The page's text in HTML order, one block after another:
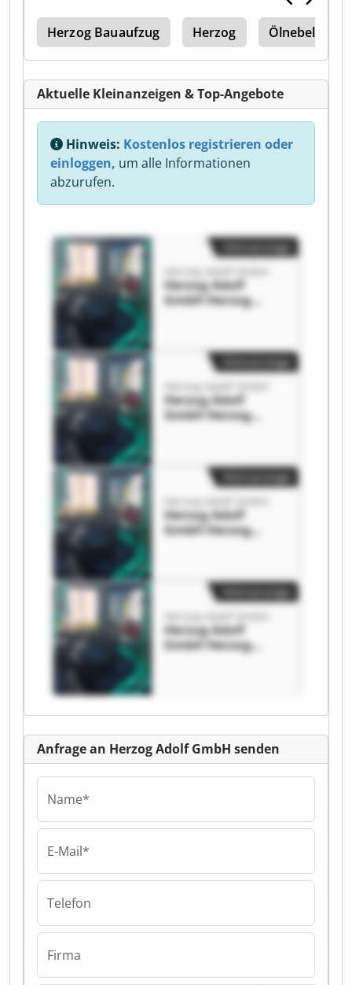
Herzog Bauaufzug Herzog
Aktuelle Kleinanzeigen & Top-Angebote
Hinweis: Kostenlos registrieren oder
einloggen, um alle Informationen
abzurufen.
Herzog Adolf GmbH
Herzog Adolf
GmbH Herzog
Herzog Adolf GmbH
Herzog Adolf
GmbH Herzog
Kleinanzeige
Herzog Adolf GmbH
Herzog Adolf
GmbH Herzog
Kleinanzeige
Herzog Adolf GmbH
Herzog Adolf
GmbH Herzog
Kleinanzeige
Anfrage an Herzog Adolf GmbH senden
Name*
E-Mail*
Telefon
Firma